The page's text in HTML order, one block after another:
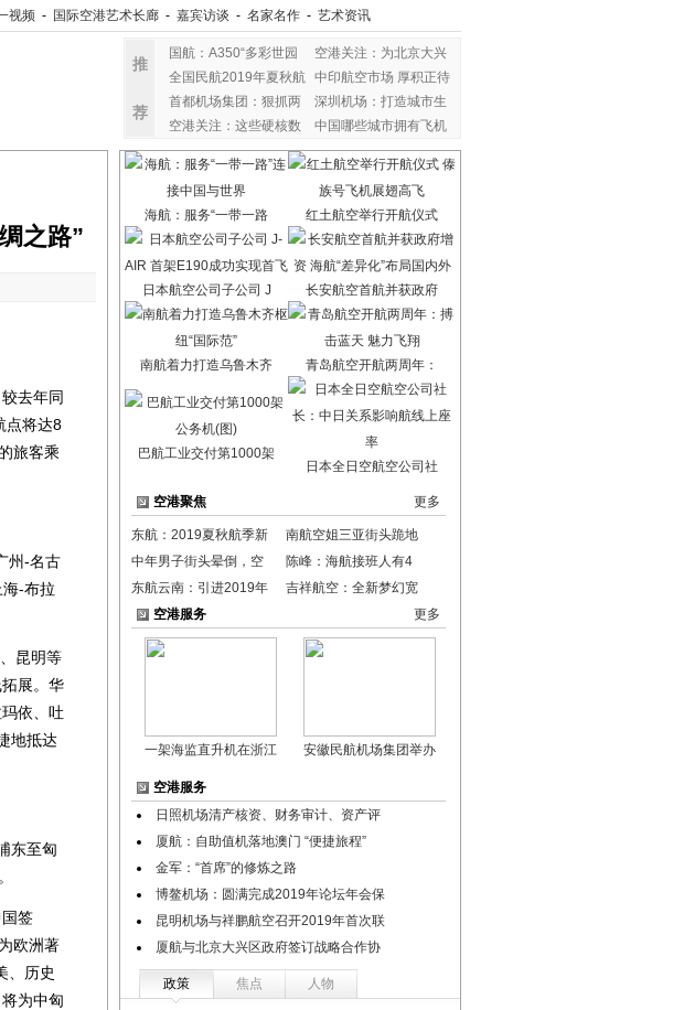
视频 - 国际空港艺术长廊 - 嘉宾访谈 - 名家名作 - 艺术资讯
推
荐
国航：A350“多彩世园
空港关注：为北京大兴
全国民航2019年夏秋航 中印航空市场 厚积正待
首都机场集团：狠抓两
深圳机场：打造城市生
空港关注：这些硬核数
中国哪些城市拥有飞机
之路”
去年同
点将达8
旅客乘
州-名古
-布拉
昆明等
展。华
依、吐
地抵达
东至匈
签
欧洲著
、历史
为中匈
海航：服务“一带一路 红土航空举行开航仪式
日本航空公司子公司 J 长安航空首航并获政府
南航着力打造乌鲁木齐 青岛航空开航两周年：
巴航工业交付第1000架
日本全日空航空公司社
空港聚焦 更多
东航：2019夏秋航季新
南航空姐三亚街头跪地
中年男子街头晕倒，空
陈峰：海航接班人有4
东航云南：引进2019年
吉祥航空：全新梦幻宽
空港服务
更多
一架海监直升机在浙江 安徽民航机场集团举办
空港服务
日照机场清产核资、财务审计、资产评
厦航：自助值机落地澳门 “便捷旅程”
金军：“首席”的修炼之路
博鳌机场：圆满完成2019年论坛年会保
昆明机场与祥鹏航空召开2019年首次联
厦航与北京大兴区政府签订战略合作协
政策 焦点 人物